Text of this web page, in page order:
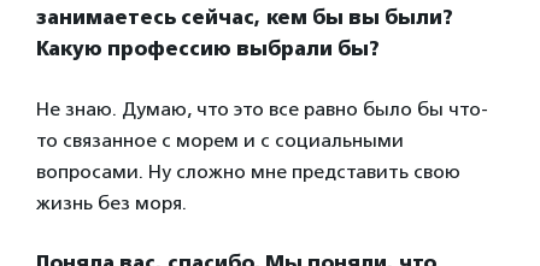
занимаетесь сейчас, кем бы вы были?
Какую профессию выбрали бы?
Не знаю. Думаю, что это все равно было бы что-
то связанное с морем и с социальными
вопросами. Ну сложно мне представить свою
жизнь без моря.